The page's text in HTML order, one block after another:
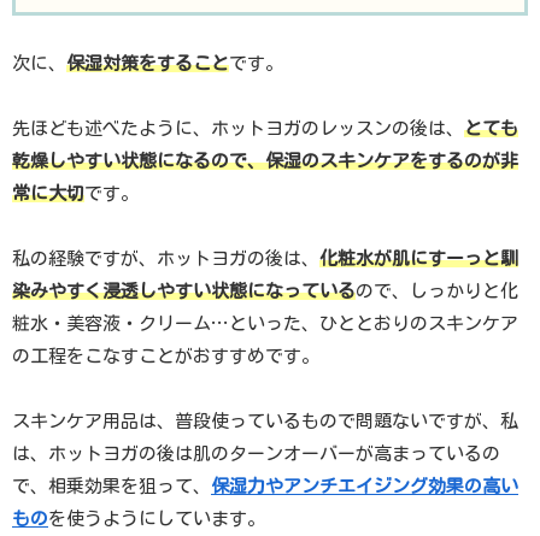
次に、 保湿対策をすることです。
先ほども述べたように、ホットヨガのレッスンの後は、 とても
乾燥しやすい状態になるので、保湿のスキンケアをするのが非
常に大切です。
私の経験ですが、ホットヨガの後は、 化粧水が肌にすーっと馴
染みやすく浸透しやすい状態になっているので、しっかりと化
粧水・美容液・クリーム…といった、ひととおりのスキンケア
の工程をこなすことがおすすめです。
スキンケア用品は、普段使っているもので問題ないですが、私
は、ホットヨガの後は肌のターンオーバーが高まっているの
で、相乗効果を狙って、 保湿力やアンチエイジング効果の高い
ものを使うようにしています。